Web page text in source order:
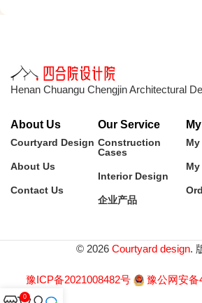
Henan Chuangu Chengjin Architectural
About Us
Courtyard Design
About Us
Contact Us
Our Service
Construction
Cases
Interior Design
企业产品
© 2026 Courtyard design.
豫ICP备2021008482号 豫公网安备
0